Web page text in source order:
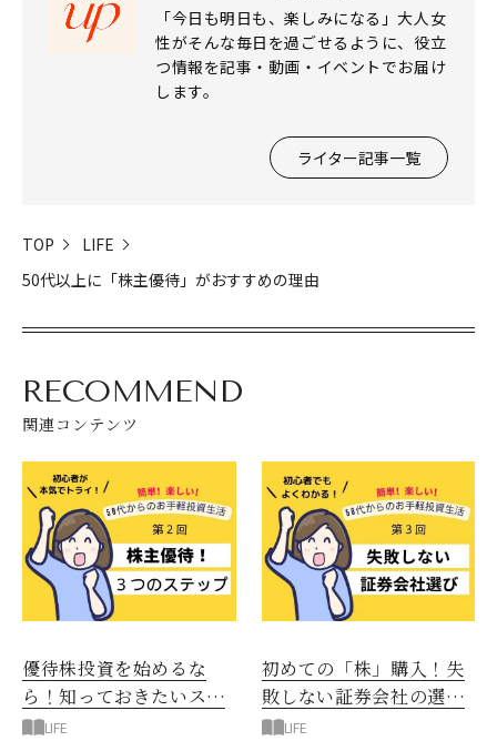
「今日も明日も、楽しみになる」大人女
性がそんな毎日を過ごせるように、役立
つ情報を記事・動画・イベントでお届け
します。
ライター記事一覧
TOP
LIFE
50代以上に「株主優待」がおすすめの理由
RECOMMEND
関連コンテンツ
優待株投資を始めるな
ら！知っておきたいステ
ップ3つ
LIFE
初めての「株」購入！失
敗しない証券会社の選び
方 LIFE